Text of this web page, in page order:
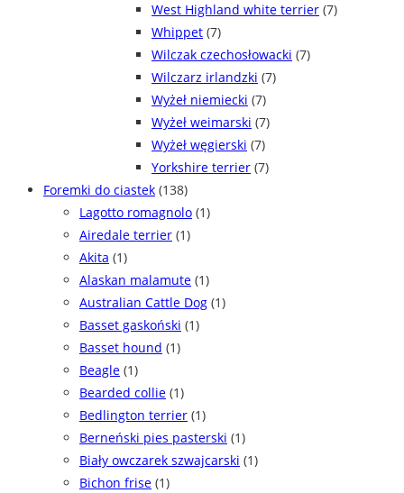
West Highland white terrier (7)
Whippet (7)
Wilczak czechosłowacki (7)
Wilczarz irlandzki (7)
Wyżeł niemiecki (7)
Wyżeł weimarski (7)
Wyżeł węgierski (7)
Yorkshire terrier (7)
Foremki do ciastek (138)
Lagotto romagnolo (1)
Airedale terrier (1)
Akita (1)
Alaskan malamute (1)
Australian Cattle Dog (1)
Basset gaskoński (1)
Basset hound (1)
Beagle (1)
Bearded collie (1)
Bedlington terrier (1)
Berneński pies pasterski (1)
Biały owczarek szwajcarski (1)
Bichon frise (1)